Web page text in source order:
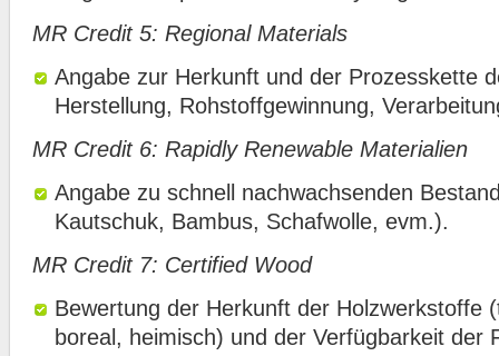
MR Credit 5: Regional Materials
Angabe zur Herkunft und der Prozesskette
Herstellung, Rohstoffgewinnung,
MR Credit 6: Rapidly Renewable Materialien
Angabe zu schnell nachwachsenden
Kautschuk, Bambus, Schafwolle, evm.).
MR Credit 7: Certified Wood
Bewertung der Herkunft der Holzwerkstoffe
boreal, heimisch) und der Verfügbarkeit der